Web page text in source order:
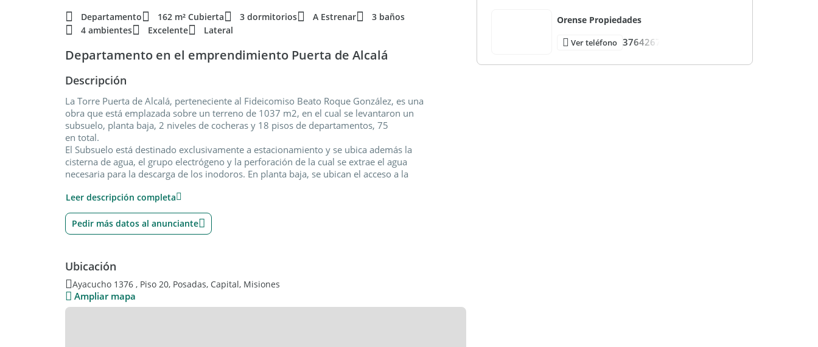
Departamento 162 m² Cubierta 3 dormitorios A Estrenar
3 baños
4 ambientes
Excelente Lateral
Departamento en el emprendimiento Puerta de Alcalá
Descripción
La Torre Puerta de Alcalá, perteneciente al Fideicomiso Beato Roque González, es una
obra que está emplazada sobre un terreno de 1037 m2, en el cual se levantaron un
subsuelo, planta baja, 2 niveles de cocheras y 18 pisos de departamentos, 75
en total.
El Subsuelo está destinado exclusivamente a estacionamiento y se ubica además la
cisterna de agua, el grupo electrógeno y la perforación de la cual se extrae el agua
necesaria para la descarga de los inodoros. En planta baja, se ubican el acceso a la
coches, luego existen 2 niveles destinados exclusivamente a cocheras, que completa
la totalidad de las exigidas por la Municipalidad de Posadas.
Los departamentos B, poseen una Suite principal con vestidor.
Opcional: COCHERA (consultar precio)
Leer descripción completa
Pedir más datos al anunciante
Ubicación
Ayacucho 1376 , Piso 20, Posadas, Capital, Misiones
Ampliar mapa
Orense Propiedades
Ver teléfono 3764267